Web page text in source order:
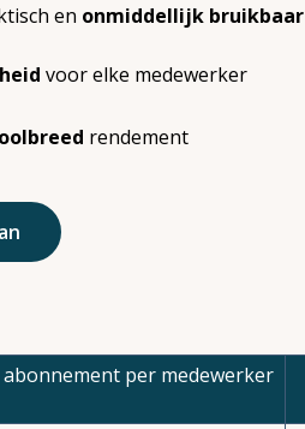
en onmiddellijk bruikbaar
voor elke medewerker
rendement
abonnement per medewerker